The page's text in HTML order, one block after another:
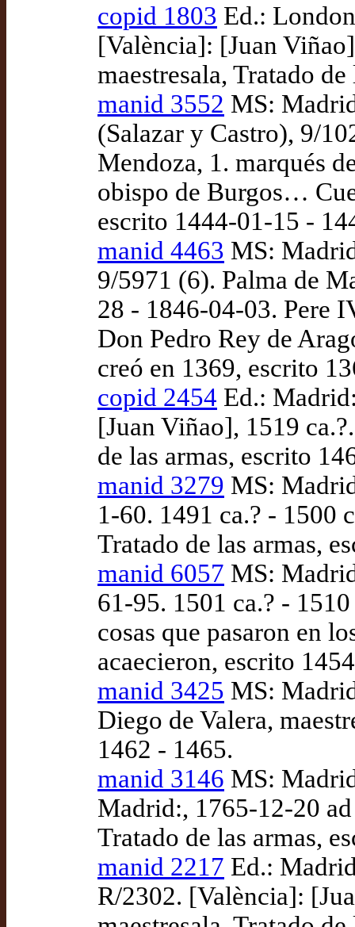
copid 1803 Ed.:
[València]: [Juan
maestresala, Tratado
manid 3552 MS:
(Salazar y Castro), 9/
Mendoza, 1. marqués
obispo de Burgos…
escrito 1444-01-15 -
manid 4463 MS:
9/5971 (6). Palma de
28 - 1846-04-03. Pere
Don Pedro Rey de
creó en 1369, escrito
copid 2454 Ed.:
[Juan Viñao], 1519
de las armas, escrito
manid 3279 MS:
1-60. 1491 ca.? - 1500
Tratado de las armas,
manid 6057 MS:
61-95. 1501 ca.? -
cosas que pasaron en
acaecieron, escrito
manid 3425 MS:
Diego de Valera,
1462 - 1465.
manid 3146 MS:
Madrid:, 1765-12-20
Tratado de las armas,
manid 2217 Ed.:
R/2302. [València]: